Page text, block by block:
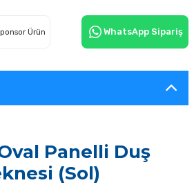
Ürün WhatsApp Sipariş
Panelli Duş
(Sol)